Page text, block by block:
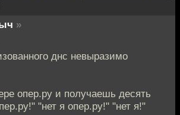
»
днс невыразимо
опер.ру и получаешь десять
"нет я опер.ру!" "нет я!"